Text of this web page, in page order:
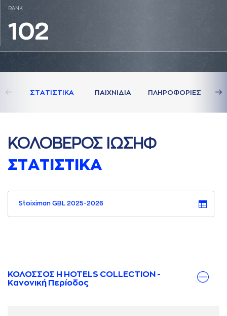
RANK
102
ΣΤAΤΙΣΤΙΚA ΠAΙΧΝΙΔΙA ΠΛΗΡΟΦΟΡΙΕΣ
ΚΟΛΟΒΕΡΟΣ ΙΩΣΗΦ
ΣΤAΤΙΣΤΙΚA
Stoiximan GBL 2025-2026
ΚΟΛΟΣΣΟΣ H HOTELS COLLECTION -
Κανονική Περίοδος